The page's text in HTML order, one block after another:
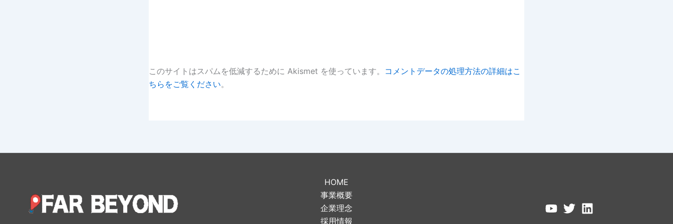
このサイトはスパムを低減するために Akismet を使っています。 コメントデータの処理方法の詳細はこ
ちらをご覧ください。
HOME
事業概要
企業理念
採用情報